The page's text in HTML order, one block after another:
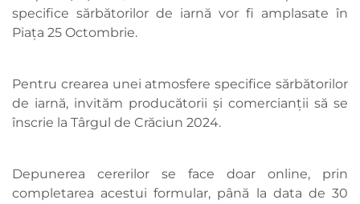
specifice sărbătorilor de iarnă vor fi amplasate în
Piața 25 Octombrie.
Pentru crearea unei atmosfere specifice sărbătorilor
de iarnă, invităm producătorii și comercianții să se
înscrie la Târgul de Crăciun 2024.
Depunerea cererilor se face doar online, prin
completarea acestui formular, până la data de 30